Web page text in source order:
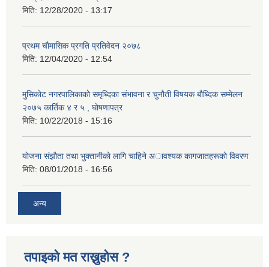
मिति: 12/28/2020 - 13:17
प्रथम चाैमासिक प्रगति प्रतिवेदन २०७८
मिति: 12/04/2020 - 12:54
मुसिकाेट नगरपालिकाकाे समृध्दिका संभावना र चुनाैती विषयक बाैध्दिक सम्मेलन
२०७५ कार्तिक ४ र ५ , घाेषणापत्र
मिति: 10/22/2018 - 15:16
याेजना संझाैता तथा भुक्तानीकाे लागि चाहिने अावश्यक कागजातहरूकाे विवरण
मिति: 08/01/2018 - 16:56
अन्य
तपाइको मत राख्नुहोस ?